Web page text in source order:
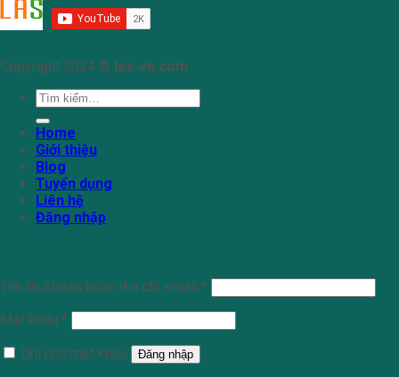
Copyright 2024 © las-vn.com
Tìm
kiếm:
Home
Giới thiệu
Blog
Tuyển dụng
Liên hệ
Đăng nhập
Tên tài khoản hoặc địa chỉ email *
Mật khẩu *
Ghi nhớ mật khẩu
Đăng nhập